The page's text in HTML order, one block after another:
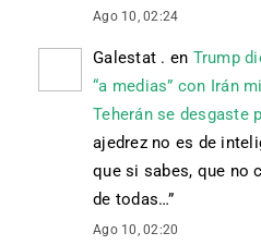
Ago 10, 02:24
Galestat . en Trump
“a medias” con Irán
Teherán se desgaste
ajedrez no es de
que si sabes, que no
de todas…”
Ago 10, 02:20